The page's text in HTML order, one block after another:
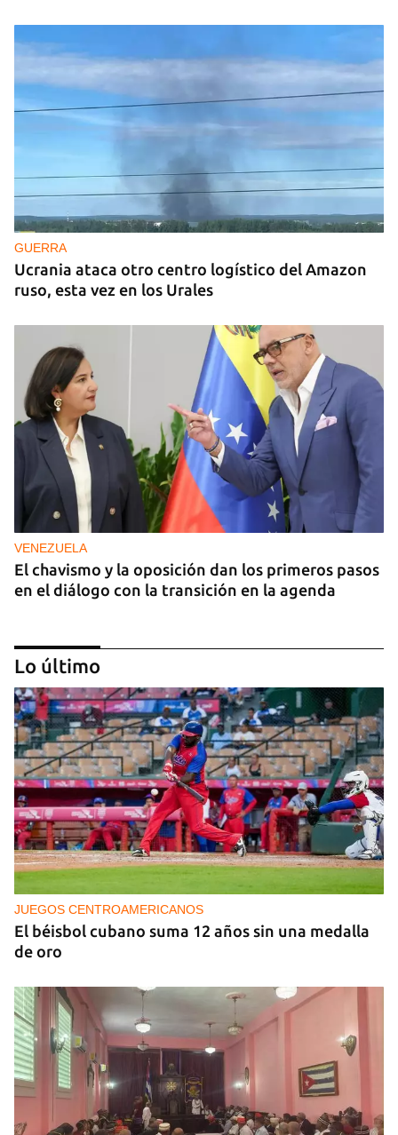
GUERRA
Ucrania ataca otro centro logístico del Amazon
ruso, esta vez en los Urales
VENEZUELA
El chavismo y la oposición dan los primeros pasos
en el diálogo con la transición en la agenda
NICARAGUA
EE UU propone a la OEA convocar a los
cancilleres para "tomar medidas" contra las
decisiones de Ortega
Lo último
JUEGOS CENTROAMERICANOS
El béisbol cubano suma 12 años sin una medalla
de oro